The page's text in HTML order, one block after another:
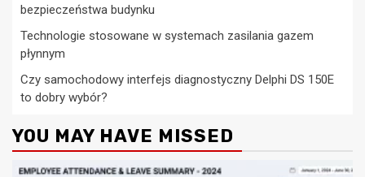
bezpieczeństwa budynku
Technologie stosowane w systemach zasilania gazem
płynnym
Czy samochodowy interfejs diagnostyczny Delphi DS 150E
to dobry wybór?
YOU MAY HAVE MISSED